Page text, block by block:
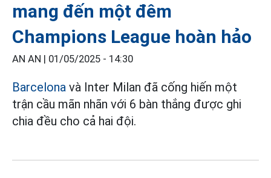
mang đến một đêm
Champions League hoàn hảo
AN AN | 01/05/2025 - 14:30
Barcelona và Inter Milan đã cống hiến một
trận cầu mãn nhãn với 6 bàn thắng được ghi
chia đều cho cả hai đội.